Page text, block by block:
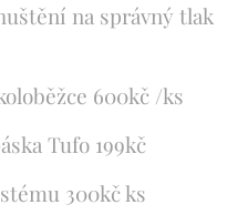
na správný tlak
600kč /ks
Tufo 199kč
300kč ks